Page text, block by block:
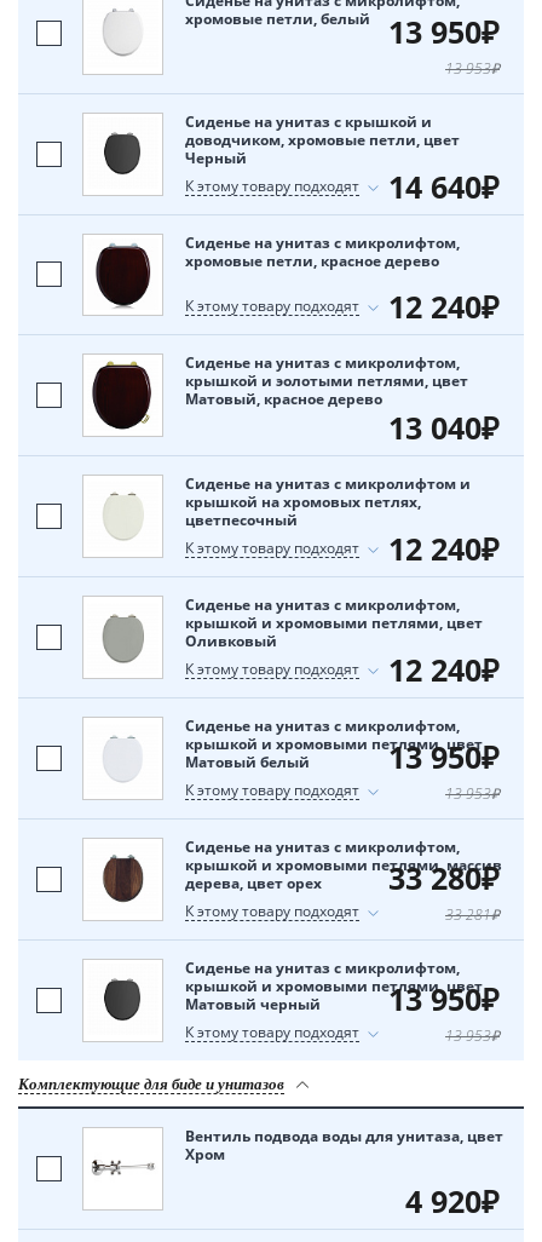
хромовые петли, белый
13 950₽
13 953₽
Сиденье на унитаз с крышкой и
доводчиком, хромовые петли, цвет
Черный
К этому товару подходят
14 640₽
Сиденье на унитаз с микролифтом,
хромовые петли, красное дерево
К этому товару подходят 12 240₽
Сиденье на унитаз с микролифтом,
крышкой и эолотыми петлями, цвет
Матовый, красное дерево
13 040₽
Сиденье на унитаз с микролифтом и
крышкой на хромовых петлях,
цветпесочный
К этому товару подходят
12 240₽
Сиденье на унитаз с микролифтом,
крышкой и хромовыми петлями, цвет
Оливковый
К этому товару подходят
12 240₽
Сиденье на унитаз с микролифтом,
крышкой и хромовыми петлями, цвет
Матовый белый
К этому товару подходят
13 950₽
13 953₽
Сиденье на унитаз с микролифтом,
крышкой и хромовыми петлями, массив
дерева, цвет орех
К этому товару подходят
33 280₽
33 281₽
Сиденье на унитаз с микролифтом,
крышкой и хромовыми петлями, цвет
Матовый черный
К этому товару подходят
13 950₽
13 953₽
Комплектующие для биде и унитазов
Вентиль подвода воды для унитаза, цвет
Хром
4 920₽